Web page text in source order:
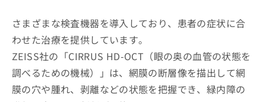
さまざまな検査機器を導入しており、患者の症状に合
わせた治療を提供しています。
ZEISS社の「CIRRUS HD-OCT（眼の奥の血管の状態を
調べるための機械）」は、網膜の断層像を描出して網
膜の穴や腫れ、剥離などの状態を把握でき、緑内障の